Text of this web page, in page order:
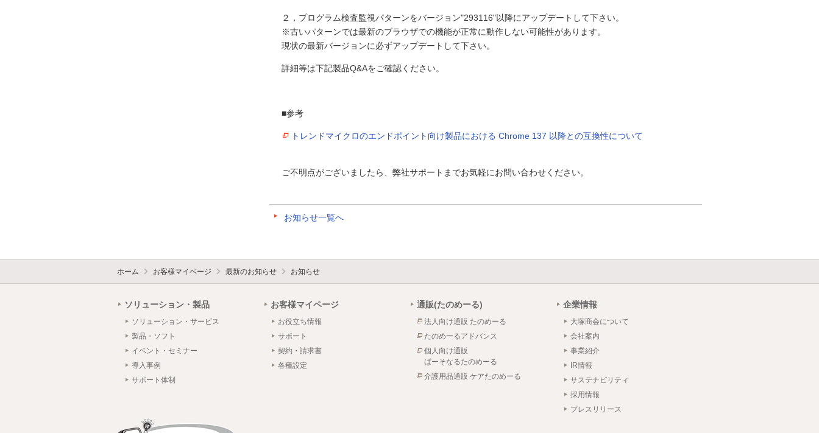
２，プログラム検査監視パターンをバージョン"293116"以降にアップデートして下さい。
※古いパターンでは最新のブラウザでの機能が正常に動作しない可能性があります。
現状の最新バージョンに必ずアップデートして下さい。
詳細等は下記製品Q&Aをご確認ください。
■参考
トレンドマイクロのエンドポイント向け製品における Chrome 137 以降との互換性について
ご不明点がございましたら、弊社サポートまでお気軽にお問い合わせください。
お知らせ一覧へ
ホーム お客様マイページ 最新のお知らせ お知らせ
ソリューション・製品
ソリューション・サービス
製品・ソフト
イベント・セミナー
導入事例
サポート体制
お客様マイページ
お役立ち情報
サポート
契約・請求書
各種設定
通販(たのめーる)
法人向け通販 たのめーる
たのめーるアドバンス
個人向け通販
ぱーそなるたのめーる
介護用品通販 ケアたのめーる
企業情報
大塚商会について
会社案内
事業紹介
IR情報
サステナビリティ
採用情報
プレスリリース